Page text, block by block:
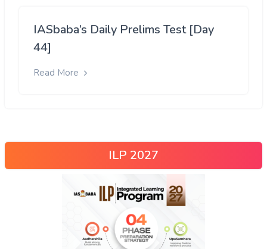
IASbaba’s Daily Prelims Test [Day
44]
Read More
ILP 2027